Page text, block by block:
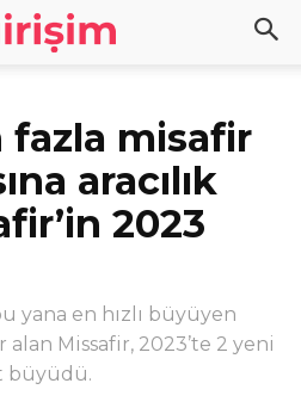
fazla misafir
aracılık
2023
yana en hızlı büyüyen
Missafir, 2023’te 2 yeni
büyüdü.